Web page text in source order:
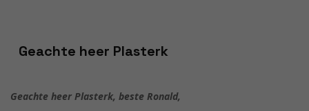
Geachte heer Plasterk
Geachte heer Plasterk, beste Ronald,